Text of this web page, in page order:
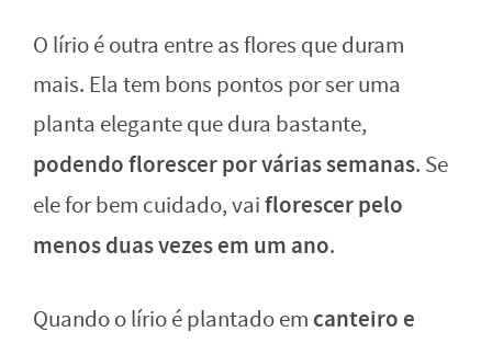
O lírio é outra entre as flores que duram
mais. Ela tem bons pontos por ser uma
planta elegante que dura bastante,
podendo florescer por várias semanas. Se
ele for bem cuidado, vaiflorescer pelo
menos duas vezes em um ano.
Quando o lírio é plantado em canteiro e